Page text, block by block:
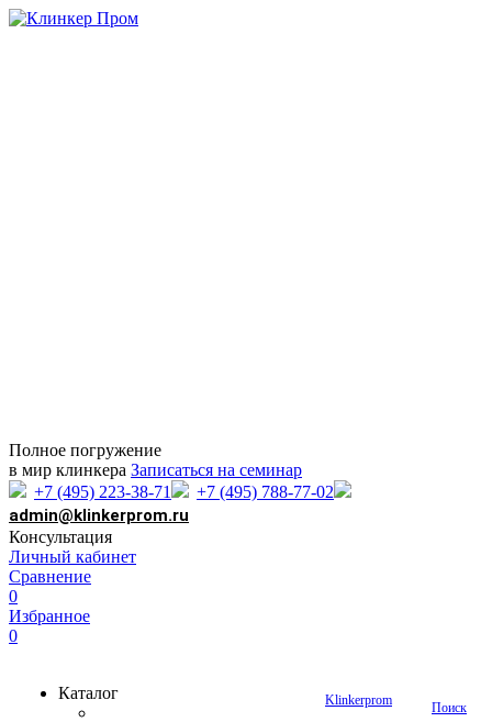
Полное погружение
в мир клинкера Записаться на семинар
+7 (495) 223-38-71
+7 (495) 788-77-02
admin@klinkerprom.ru
Консультация
Личный кабинет
Сравнение
0
Избранное
0
Поиск
Klinkerprom
Каталог